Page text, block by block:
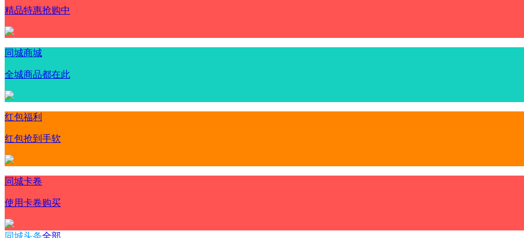
精品特惠抢购中
同城商城
全城商品都在此
红包福利
红包抢到手软
同城卡卷
使用卡卷购买
同城头条全部